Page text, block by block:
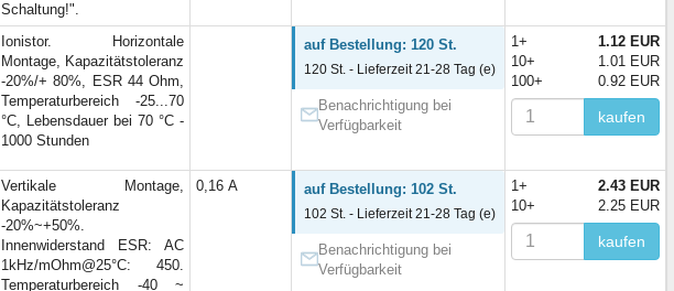
Schaltung!".
Ionistor. Horizontale
Montage, Kapazitätstoleranz
-20%/+ 80%, ESR 44 Ohm,
Temperaturbereich -25...70
°C, Lebensdauer bei 70 °C -
1000 Stunden
auf Bestellung: 120 St.
120 St. - Lieferzeit 21-28 Tag (e)
Benachrichtigung bei
Verfügbarkeit
1+
1.12 EUR
10+
1.01 EUR
100+
0.92 EUR
kaufen
Vertikale Montage,
Kapazitätstoleranz
-20%~+50%.
Innenwiderstand ESR: AC
1kHz/mOhm@25°C: 450.
Temperaturbereich -40 ~
0,16 А auf Bestellung: 102 St.
102 St. - Lieferzeit 21-28 Tag (e)
Benachrichtigung bei
Verfügbarkeit
1+
2.43 EUR
10+
2.25 EUR
kaufen